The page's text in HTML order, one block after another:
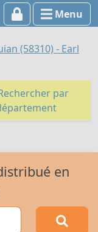
Menu
(58310) - Earl
par
en